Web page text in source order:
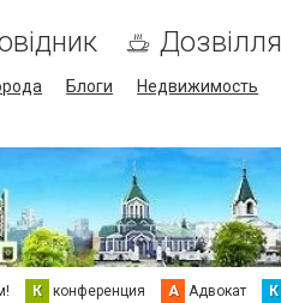
Дозвілля
Блоги Недвижимость
К конференция А Адвокат К